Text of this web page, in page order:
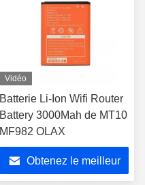
Vidéo
Batterie Li-Ion Wifi Router
Battery 3000Mah de MT10
MF982 OLAX
Obtenez le meilleur